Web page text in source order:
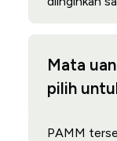
Mata
pilih
PAMM